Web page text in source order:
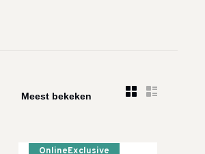
OnlineExclusive